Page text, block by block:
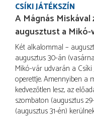
CSÍKI JÁTÉKSZÍN
A Mágnás Miskával
augusztust a Mikó-
Két alkalommal –
augusztus 30-án
Mikó-vár udvarán a Csíki
operettje. Amennyiben a
kedvezőtlen lesz, az
szombaton (augusztus
(augusztus 31-én)